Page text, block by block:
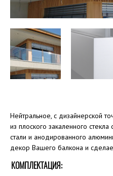
Нейтральное, с дизайнерской
из плоского закаленного
стали и анодированного
декор Вашего балкона и
КОМПЛЕКТАЦИЯ: